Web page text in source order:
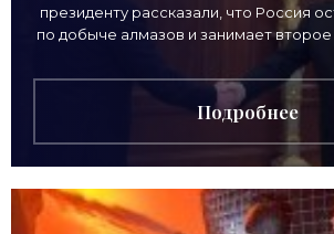
президенту рассказали, что Россия
по добыче алмазов и занимает
Подробнее